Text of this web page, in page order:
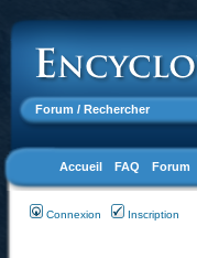
Forum / Rechercher
Accueil FAQ Forum
Connexion Inscription